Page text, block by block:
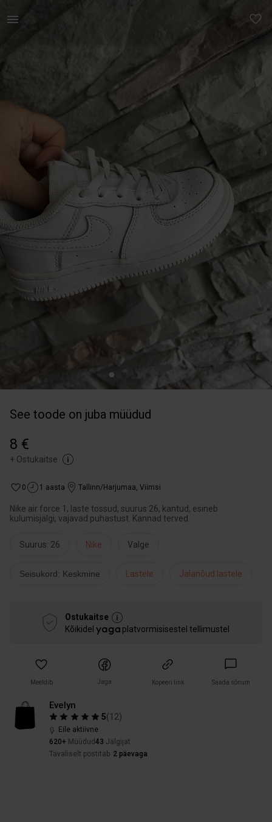
See toode on juba müüdud
8 €
+ Ostukaitse
0 1 aasta Tallinn/Harjumaa, Viimsi
Nike air force 1, laste tossud, suurus 26, kantud, esineb
kulumisjälgi, vajavad puhastust. Kannad terved.
Suurus: 26 Nike Valge
Seisukord: Keskmine Lastele Jalanõud lastele
Ostukaitse
Kõikidel
platvormisisestel tellimustel
Meeldib Jaga Kopeeri link Saada sõnum
Evelyn
5(12)
Eile aktiivne
620+ Müüdud 43 Jälgijat
Tavaliselt postitab 2 päevaga